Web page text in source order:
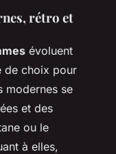
rétro et
évoluent
de choix pour
modernes se
et des
ou le
à elles,